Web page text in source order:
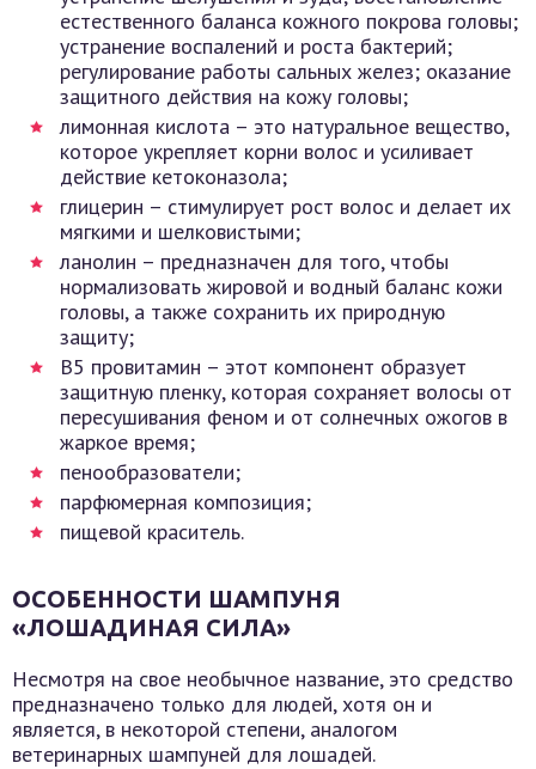
естественного баланса кожного покрова головы;
устранение воспалений и роста бактерий;
регулирование работы сальных желез; оказание
защитного действия на кожу головы;
лимонная кислота – это натуральное вещество,
которое укрепляет корни волос и усиливает
действие кетоконазола;
глицерин – стимулирует рост волос и делает их
мягкими и шелковистыми;
ланолин – предназначен для того, чтобы
нормализовать жировой и водный баланс кожи
головы, а также сохранить их природную
защиту;
В5 провитамин – этот компонент образует
защитную пленку, которая сохраняет волосы от
пересушивания феном и от солнечных ожогов в
жаркое время;
пенообразователи;
парфюмерная композиция;
пищевой краситель.
ОСОБЕННОСТИ ШАМПУНЯ
«ЛОШАДИНАЯ СИЛА»
Несмотря на свое необычное название, это средство
предназначено только для людей, хотя он и
является, в некоторой степени, аналогом
ветеринарных шампуней для лошадей.